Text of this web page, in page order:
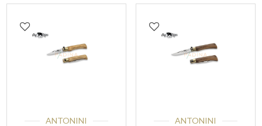
ANTONINI
ANTONINI